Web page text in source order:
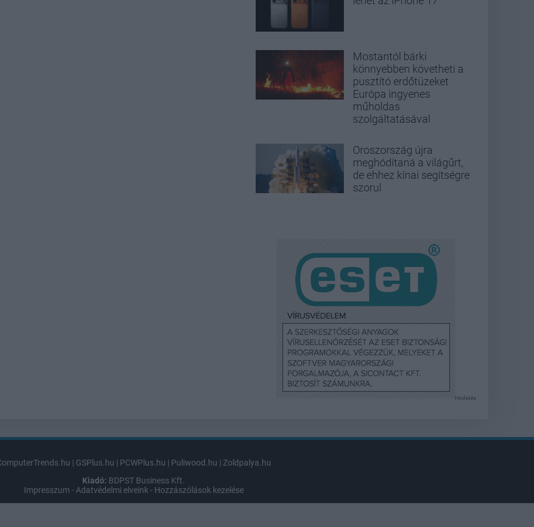
Mostantól bárki
könnyebben követheti a
pusztító erdőtüzeket
Európa ingyenes
műholdas
szolgáltatásával
Oroszország újra
meghódítaná a világűrt,
de ehhez kínai segítségre
szorul
Hirdetés
| GSPlus.hu | PCWPlus.hu | Puliwood.hu | Zoldpalya.hu
Kiadó: BDPST Business Kft.
Impresszum - Adatvédelmi elveink - Hozzászólások kezelése